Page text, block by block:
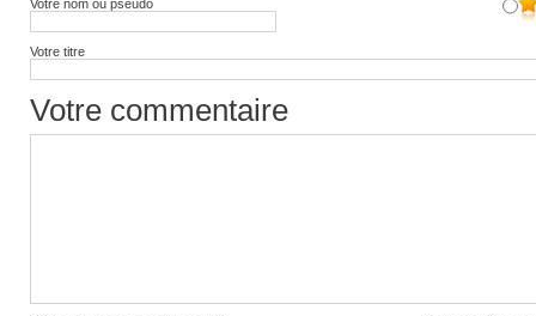
Votre nom ou pseudo
Votre titre
Votre commentaire